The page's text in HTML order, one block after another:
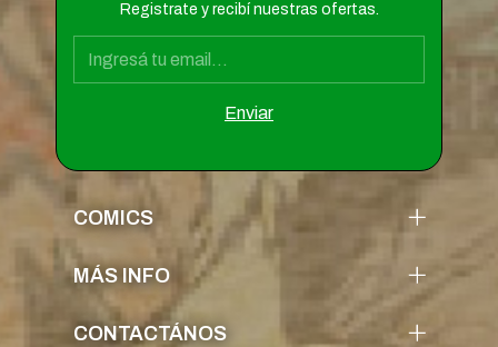
Registrate y recibí nuestras ofertas.
COMICS
MÁS INFO
CONTACTÁNOS